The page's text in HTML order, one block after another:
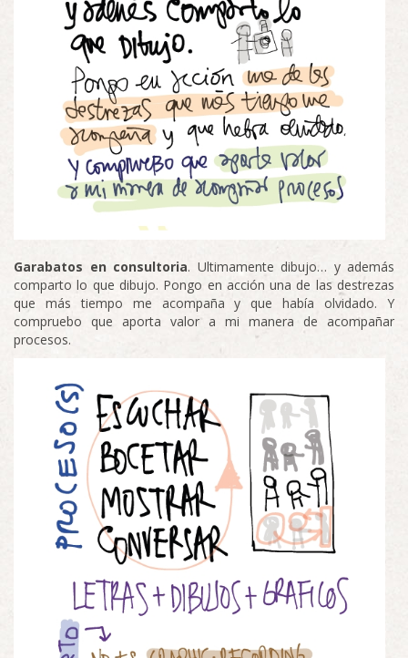
Garabatos en consultoria. Ultimamente dibujo… y además
comparto lo que dibujo. Pongo en acción una de las destrezas
que más tiempo me acompaña y que había olvidado. Y
compruebo que aporta valor a mi manera de acompañar
procesos.